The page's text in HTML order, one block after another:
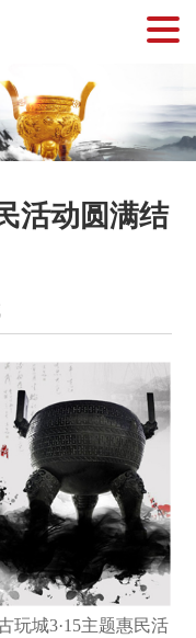
活动圆满结
城3·15主题惠民活